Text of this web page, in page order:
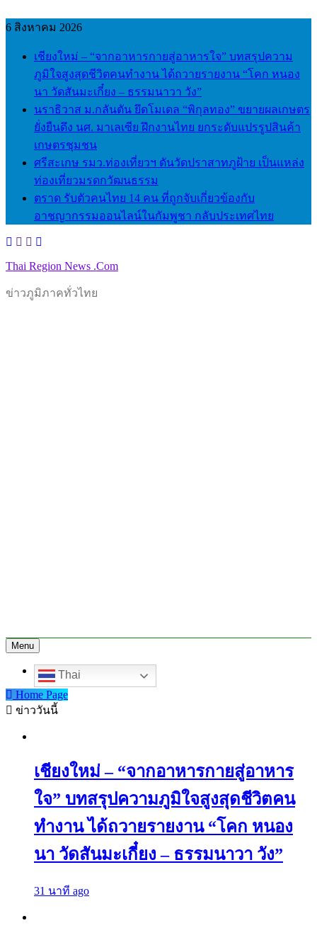
to
6 สิงหาคม 2026
เชียงใหม่ – “จากอาหารกายสู่อาหารใจ” บทสรุปความ
ภูมิใจสูงสุดชีวิตคนทำงาน ได้ถวายรายงาน “โคก หนอง
นา วัดสันมะเกี๋ยง – ธรรมนาวา วัง”
นราธิวาส ม.กลันตัน ยึดโมเดล “พิกุลทอง” ขยายผลเกษตร
ยั่งยืนดึง นศ. มาเลเซีย ฝึกงานไทย ยกระดับแปรรูปสินค้า
เกษตรชุมชน
ศรีสะเกษ รมว.ท่องเที่ยวฯ ดันวัดปราสาทภูฝ้าย เป็นแหล่ง
ท่องเที่ยวมรดกวัฒนธรรม
ตราด รับตัวคนไทย 14 คน ที่ถูกจับเกี่ยวข้องกับ
อาชญากรรมออนไลน์ในกัมพูชา กลับประเทศไทย
Thai Region News .Com
ข่าวภูมิภาคทั่วไทย
Menu
Thai
Home Page
ข่าววันนี้
เชียงใหม่ – “จากอาหารกายสู่อาหาร
ใจ” บทสรุปความภูมิใจสูงสุดชีวิตคน
ทำงาน ได้ถวายรายงาน “โคก หนอง
นา วัดสันมะเกี๋ยง – ธรรมนาวา วัง”
31 นาที ago